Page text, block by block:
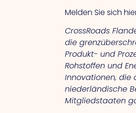
Melden Sie sich
CrossRoads
die
Produkt- und
Rohstoffen und
Innovationen, die
niederländische
Mitgliedstaaten